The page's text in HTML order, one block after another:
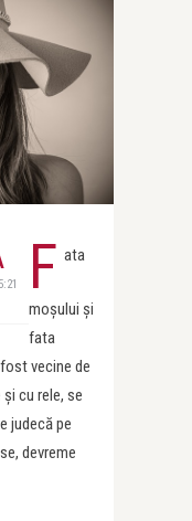
F ata
moșului și
fata
vecine de
cu rele, se
judecă pe
devreme